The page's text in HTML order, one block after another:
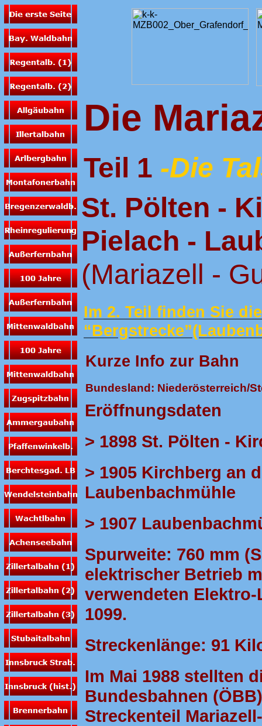
Die
Teil 1 -Die
St. Pölten -
Pielach -
(Mariazell -
Im 2. Teil finden Sie
Kurze Info zur Bahn
Bundesland: Niederösterreich/
Eröffnungsdaten
> 1898 St. Pölten -
> 1905 Kirchberg an
Laubenbachmühle
> 1907
Spurweite: 760 mm
elektrischer Betrieb
verwendeten
1099.
Streckenlänge: 91
Im Mai 1988 stellten
Bundesbahnen
Streckenteil